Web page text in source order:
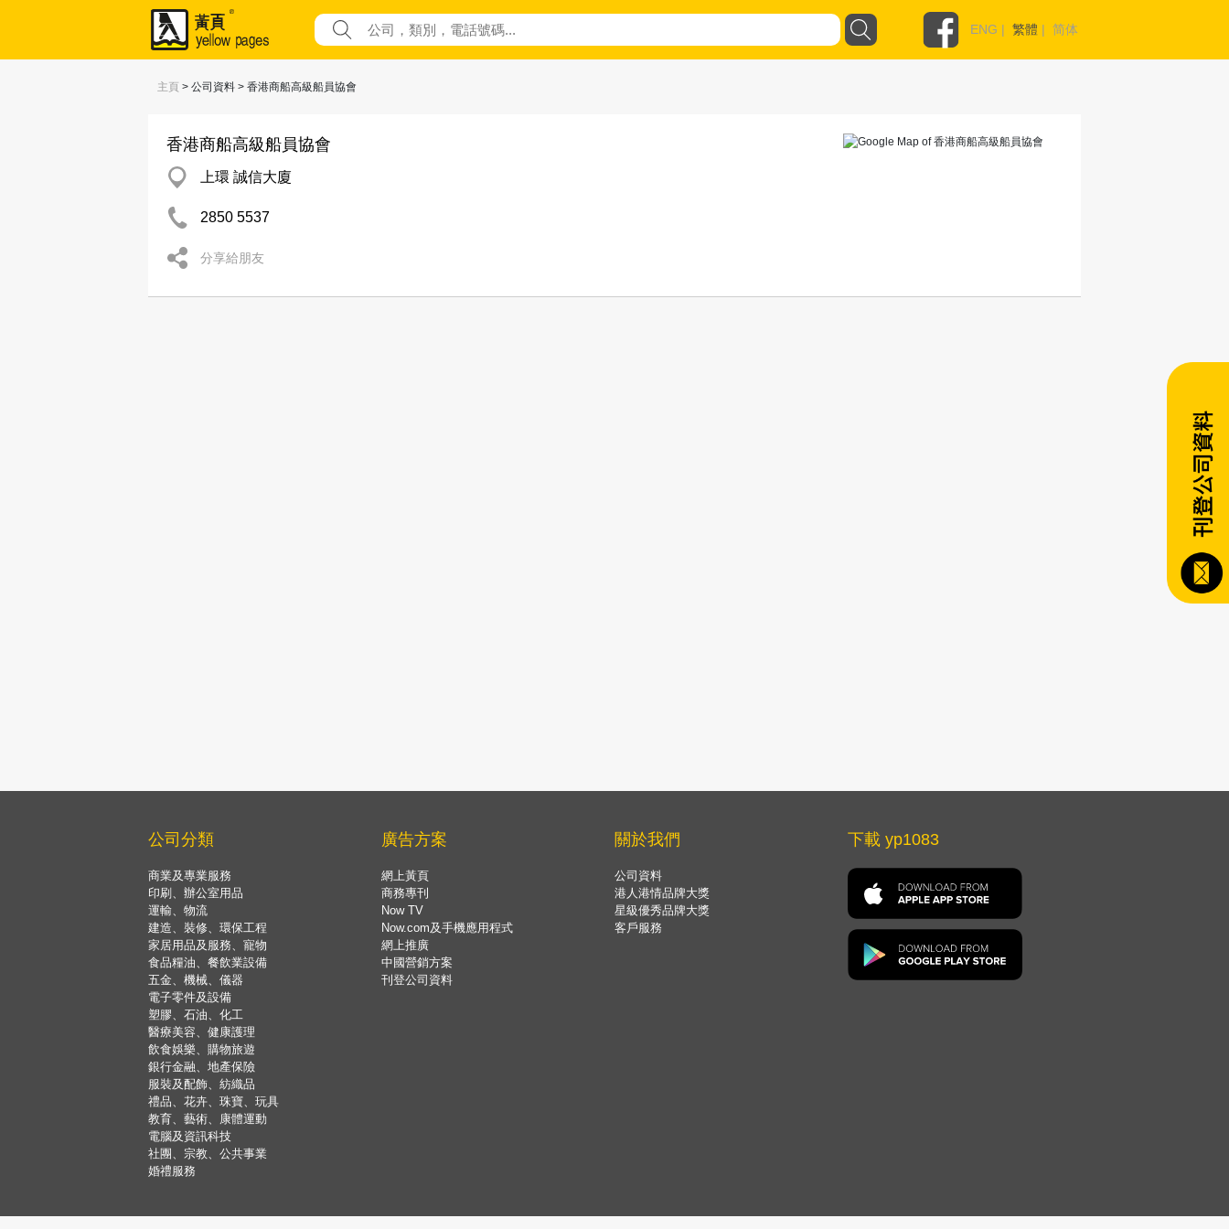
ENG | 繁體 | 简体
主頁 > 公司資料 > 香港商船高級船員協會
香港商船高級船員協會
上環 誠信大廈
2850 5537
分享給朋友
公司分類
商業及專業服務
印刷、辦公室用品
運輸、物流
建造、裝修、環保工程
家居用品及服務、寵物
食品糧油、餐飲業設備
五金、機械、儀器
電子零件及設備
塑膠、石油、化工
醫療美容、健康護理
飲食娛樂、購物旅遊
銀行金融、地產保險
服裝及配飾、紡織品
禮品、花卉、珠寶、玩具
教育、藝術、康體運動
電腦及資訊科技
社團、宗教、公共事業
婚禮服務
廣告方案
網上黃頁
商務專刊
Now TV
Now.com及手機應用程式
網上推廣
中國營銷方案
刊登公司資料
關於我們
公司資料
港人港情品牌大獎
星級優秀品牌大獎
客戶服務
下載 yp1083